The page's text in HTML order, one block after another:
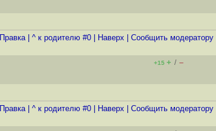
Правка| ^ к родителю #0 Наверх Cообщить модератору
+15 + / –
Правка| ^ к родителю #0 Наверх Cообщить модератору